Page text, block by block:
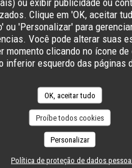
Clique em 'OK, aceitar
ou 'Personalizar' para
Você pode alterar suas
momento clicando no ícone de
inferior esquerdo das páginas
OK, aceitar tudo
Proíbe todos cookies
Personalizar
Política de proteção de dados
nos
House - Trendy Kitchen
2240 Ville-Haute ((abre numa nova